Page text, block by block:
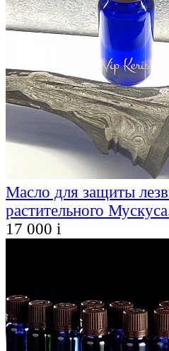
Масло для защиты
растительного
17 000 i